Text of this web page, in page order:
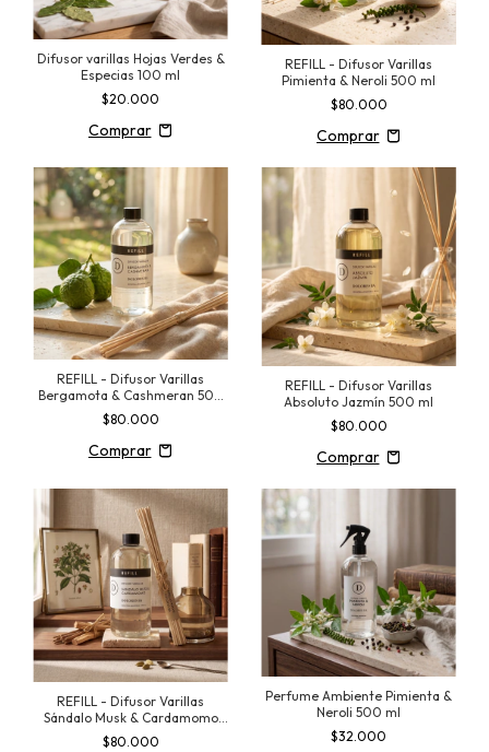
Difusor varillas Hojas Verdes &
Especias 100 ml
$20.000
REFILL - Difusor Varillas
Pimienta & Neroli 500 ml
$80.000
REFILL - Difusor Varillas
Bergamota & Cashmeran 500
ml
$80.000
REFILL - Difusor Varillas
Absoluto Jazmín 500 ml
$80.000
REFILL - Difusor Varillas
Sándalo Musk & Cardamomo
500 ml
$80.000
Perfume Ambiente Pimienta &
Neroli 500 ml
$32.000